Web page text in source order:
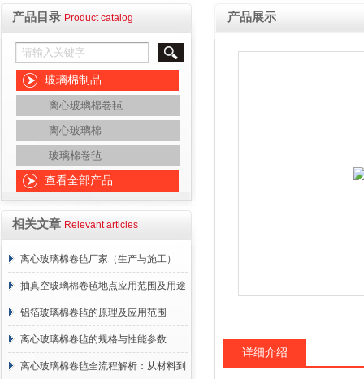
产品目录 Product catalog
玻璃棉制品
离心玻璃棉卷毡
离心玻璃棉
玻璃棉卷毡
查看全部产品
相关文章 Relevant articles
离心玻璃棉卷毡厂家（生产与施工）
抽真空玻璃棉卷毡地点应用范围及用途
说明
铝箔玻璃棉卷毡的原理及应用范围
离心玻璃棉卷毡的规格与性能参数
离心玻璃棉卷毡全流程解析：从材料到
产品展示
详细介绍